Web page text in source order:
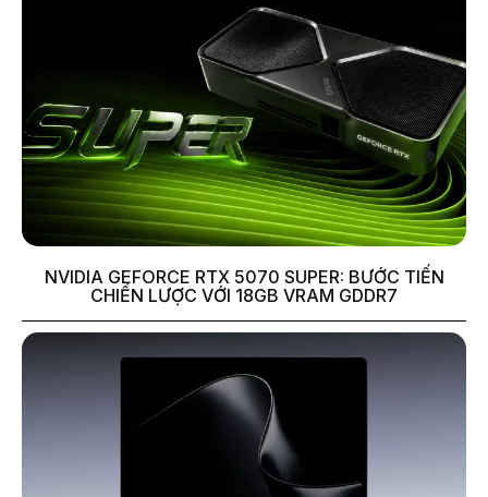
NVIDIA GEFORCE RTX 5070 SUPER: BƯỚC TIẾN
CHIẾN LƯỢC VỚI 18GB VRAM GDDR7